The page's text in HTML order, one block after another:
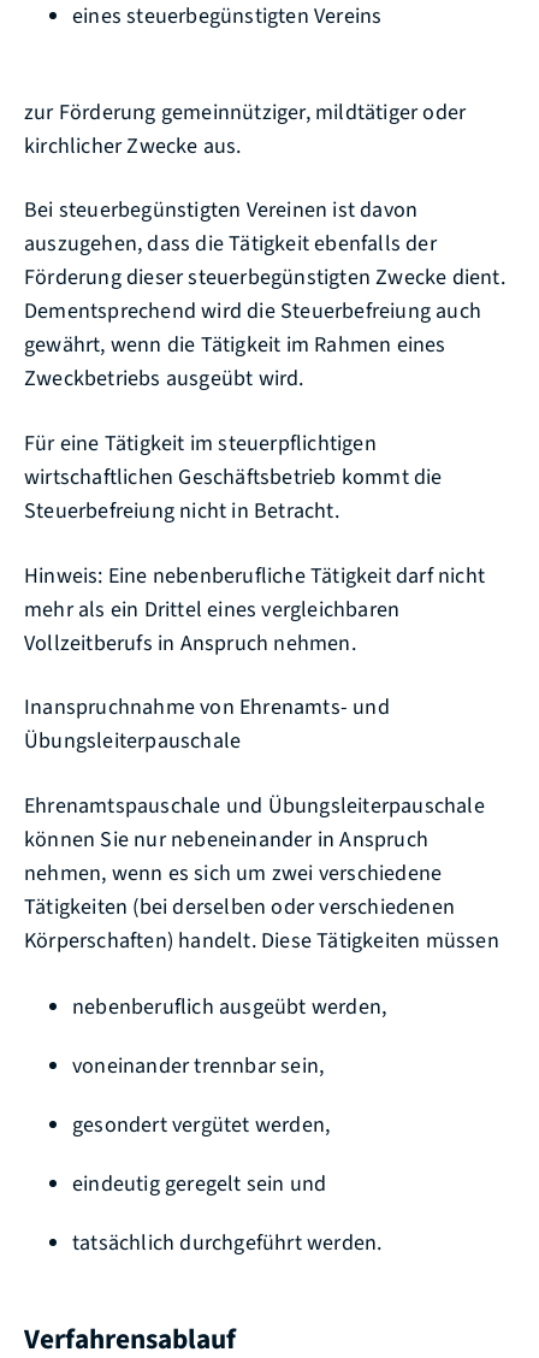
eines steuerbegünstigten Vereins
zur Förderung gemeinnütziger, mildtätiger oder
kirchlicher Zwecke aus.
Bei steuerbegünstigten Vereinen ist davon
auszugehen, dass die Tätigkeit ebenfalls der
Förderung dieser steuerbegünstigten Zwecke dient.
Dementsprechend wird die Steuerbefreiung auch
gewährt, wenn die Tätigkeit im Rahmen eines
Zweckbetriebs ausgeübt wird.
Für eine Tätigkeit im steuerpflichtigen
wirtschaftlichen Geschäftsbetrieb kommt die
Steuerbefreiung nicht in Betracht.
Hinweis: Eine nebenberufliche Tätigkeit darf nicht
mehr als ein Drittel eines vergleichbaren
Vollzeitberufs in Anspruch nehmen.
Inanspruchnahme von Ehrenamts- und
Übungsleiterpauschale
Ehrenamtspauschale und Übungsleiterpauschale
können Sie nur nebeneinander in Anspruch
nehmen, wenn es sich um zwei verschiedene
Tätigkeiten (bei derselben oder verschiedenen
Körperschaften) handelt. Diese Tätigkeiten müssen
nebenberuflich ausgeübt werden,
voneinander trennbar sein,
gesondert vergütet werden,
eindeutig geregelt sein und
tatsächlich durchgeführt werden.
Verfahrensablauf